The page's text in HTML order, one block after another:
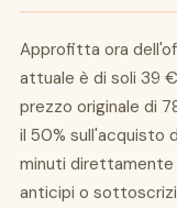
Approfitta ora
attuale è di soli 39
prezzo originale di
il 50% sull'acquisto
minuti direttamente
anticipi o